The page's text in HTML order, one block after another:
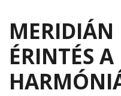
MERIDIÁN
ÉRINTÉS A